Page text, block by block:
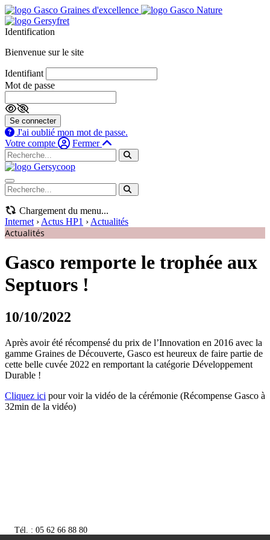
Identification
Bienvenue sur le site
Identifiant
Mot de passe
Se connecter
J'ai oublié mon mot de passe.
Votre compte
Fermer
Navigation mobile
Chargement du menu...
Internet › Actus HP1 › Actualités
Actualités
Gasco remporte le trophée aux
Septuors !
10/10/2022
Après avoir été récompensé du prix de l’Innovation en 2016 avec la
gamme Graines de Découverte, Gasco est heureux de faire partie de
cette belle cuvée 2022 en remportant la catégorie Développement
Durable !
‌Cliquez ici pour voir la vidéo de la cérémonie (Récompense Gasco à
32min de la vidéo)
Tél. : 05 62 66 88 80